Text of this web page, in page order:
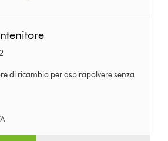
di ricambio per aspirapolvere senza